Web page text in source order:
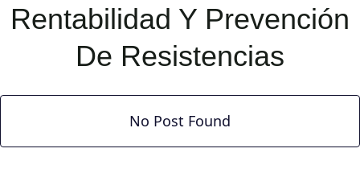
Rentabilidad Y Prevención
De Resistencias
No Post Found